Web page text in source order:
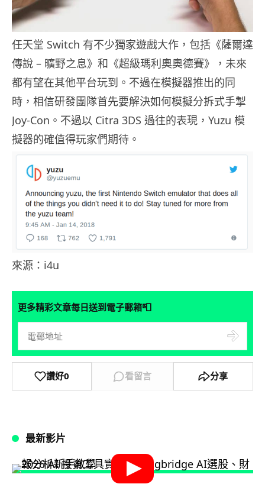
任天堂 Switch 有不少獨家遊戲大作，包括《薩爾達
傳說 – 曠野之息》和《超級瑪利奧奧德賽》，未來
都有望在其他平台玩到。不過在模擬器推出的同
時，相信研發團隊首先要解決如何模擬分拆式手掣
Joy-Con。不過以 Citra 3DS 過往的表現，Yuzu 模
擬器的確值得玩家們期待。
來源：i4u
更多精彩文章每日送到電子郵箱📮
讚好0 看留言 分享
最新影片